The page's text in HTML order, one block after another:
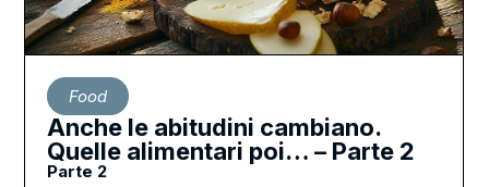
Food
Anche le abitudini cambiano.
Quelle alimentari poi… – Parte 2
Parte 2